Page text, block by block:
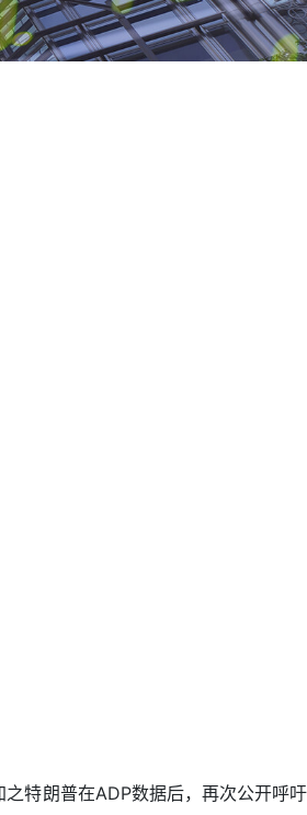
特朗普在ADP数据后，再次公开呼吁